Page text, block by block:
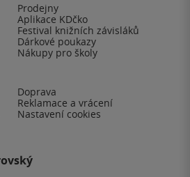
Prodejny
Aplikace KDčko
Festival knižních závisláků
Dárkové poukazy
Nákupy pro školy
Doprava
Reklamace a vrácení
Nastavení cookies